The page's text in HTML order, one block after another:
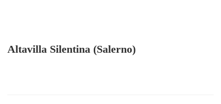
Altavilla Silentina (Salerno)